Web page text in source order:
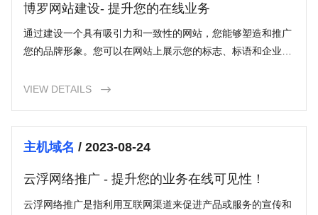
博罗网站建设- 提升您的在线业务
通过建设一个具有吸引力和一致性的网站，您能够塑造和推广
您的品牌形象。您可以在网站上展示您的标志、标语和企业价
VIEW DETAILS

主机域名/ 2023-08-24
云浮网络推广 - 提升您的业务在线可见性！
云浮网络推广是指利用互联网渠道来促进产品或服务的宣传和